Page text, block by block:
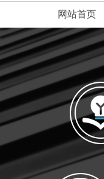
网站首页